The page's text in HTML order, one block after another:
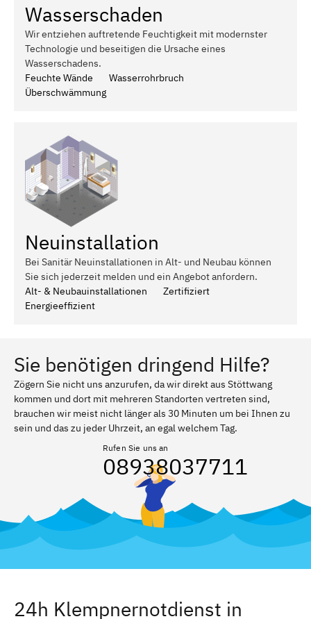
Wasserschaden
Wir entziehen auftretende Feuchtigkeit mit modernster
Technologie und beseitigen die Ursache eines
Wasserschadens.
Feuchte Wände
Wasserrohrbruch
Überschwämmung
Neuinstallation
Bei Sanitär Neuinstallationen in Alt- und Neubau können
Sie sich jederzeit melden und ein Angebot anfordern.
Alt- & Neubauinstallationen
Zertifiziert
Energieeffizient
Sie benötigen dringend Hilfe?
Zögern Sie nicht uns anzurufen, da wir direkt aus Stöttwang
kommen und dort mit mehreren Standorten vertreten sind,
brauchen wir meist nicht länger als 30 Minuten um bei Ihnen zu
sein und das zu jeder Uhrzeit, an egal welchem Tag.
Rufen Sie uns an
08938037711
24h Klempnernotdienst in